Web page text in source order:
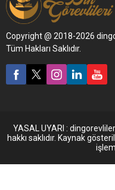
Copyright @ 2018-2026
Tüm Hakları Saklıdır.
YASAL UYARI :
hakkı saklıdır. Kaynak